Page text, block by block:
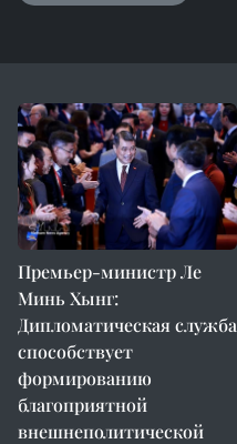
Премьер-министр Ле
Минь Хынг:
Дипломатическая служба
способствует
формированию
благоприятной
внешнеполитической